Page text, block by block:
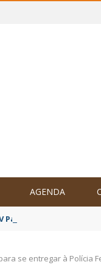
AGENDA
se entregar à Polícia